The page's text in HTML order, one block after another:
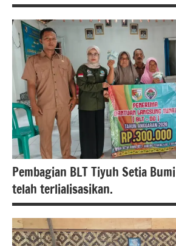
#atrbpn
Pembagian BLT Tiyuh Setia
telah terlialisasikan.
#beritalampung,